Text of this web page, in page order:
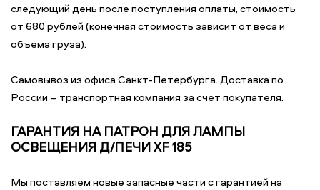
следующий день после поступления оплаты, стоимость
от 680 рублей (конечная стоимость зависит от веса и
объема груза).
Самовывоз из офиса Санкт-Петербурга. Доставка по
России – транспортная компания за счет покупателя.
ГАРАНТИЯ НА ПАТРОН ДЛЯ ЛАМПЫ
ОСВЕЩЕНИЯ Д/ПЕЧИ XF 185
Мы поставляем новые запасные части с гарантией на